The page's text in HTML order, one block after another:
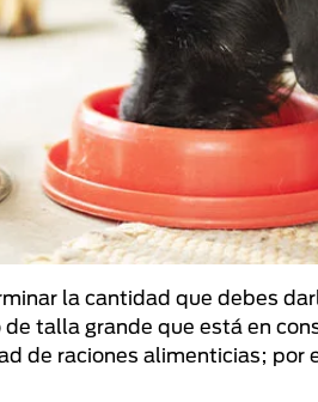
la cantidad que debes
talla grande que está en
de raciones alimenticias; por